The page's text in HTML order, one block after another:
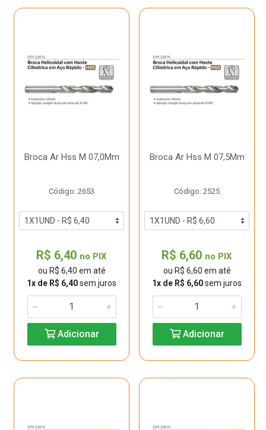
Broca Ar Hss M 07,0Mm
Código: 2653
R$ 6,40 no PIX
ou R$ 6,40 em até
1x de R$ 6,40sem juros
Adicionar
Broca Ar Hss M 07,5Mm
Código: 2525
R$ 6,60 no PIX
ou R$ 6,60 em até
1x de R$ 6,60sem juros
Adicionar